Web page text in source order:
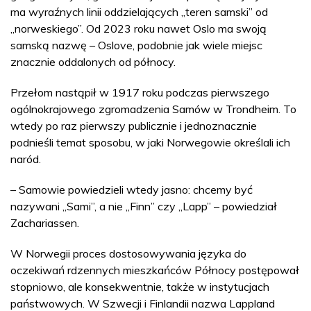
ma wyraźnych linii oddzielających „teren samski” od
„norweskiego”. Od 2023 roku nawet Oslo ma swoją
samską nazwę – Oslove, podobnie jak wiele miejsc
znacznie oddalonych od północy.
Przełom nastąpił w 1917 roku podczas pierwszego
ogólnokrajowego zgromadzenia Samów w Trondheim. To
wtedy po raz pierwszy publicznie i jednoznacznie
podnieśli temat sposobu, w jaki Norwegowie określali ich
naród.
– Samowie powiedzieli wtedy jasno: chcemy być
nazywani „Sami”, a nie „Finn” czy „Lapp” – powiedział
Zachariassen.
W Norwegii proces dostosowywania języka do
oczekiwań rdzennych mieszkańców Północy postępował
stopniowo, ale konsekwentnie, także w instytucjach
państwowych. W Szwecji i Finlandii nazwa Lappland